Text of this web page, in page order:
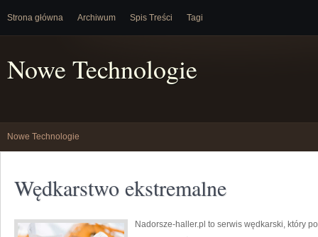
Strona główna Archiwum Spis Treści Tagi
Nowe Technologie
Nowe Technologie
Wędkarstwo ekstremalne
Nadorsze-haller.pl to serwis wędkarski, który